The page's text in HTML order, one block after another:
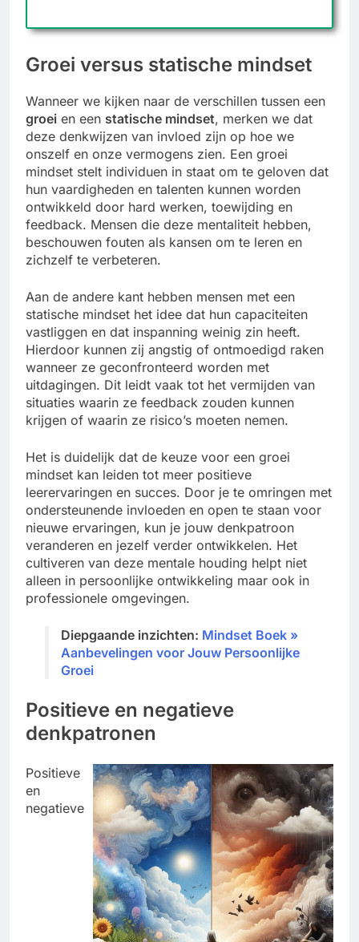
Groei versus statische mindset
Wanneer we kijken naar de verschillen tussen een
groei en een statische mindset, merken we dat
deze denkwijzen van invloed zijn op hoe we
onszelf en onze vermogens zien. Een groei
mindset stelt individuen in staat om te geloven dat
hun vaardigheden en talenten kunnen worden
ontwikkeld door hard werken, toewijding en
feedback. Mensen die deze mentaliteit hebben,
beschouwen fouten als kansen om te leren en
zichzelf te verbeteren.
Aan de andere kant hebben mensen met een
statische mindset het idee dat hun capaciteiten
vastliggen en dat inspanning weinig zin heeft.
Hierdoor kunnen zij angstig of ontmoedigd raken
wanneer ze geconfronteerd worden met
uitdagingen. Dit leidt vaak tot het vermijden van
situaties waarin ze feedback zouden kunnen
krijgen of waarin ze risico’s moeten nemen.
Het is duidelijk dat de keuze voor een groei
mindset kan leiden tot meer positieve
leerervaringen en succes. Door je te omringen met
ondersteunende invloeden en open te staan voor
nieuwe ervaringen, kun je jouw denkpatroon
veranderen en jezelf verder ontwikkelen. Het
cultiveren van deze mentale houding helpt niet
alleen in persoonlijke ontwikkeling maar ook in
professionele omgevingen.
Diepgaande inzichten: Mindset Boek »
Aanbevelingen voor Jouw Persoonlijke
Groei
Positieve en negatieve
denkpatronen
Positieve
en
negatieve